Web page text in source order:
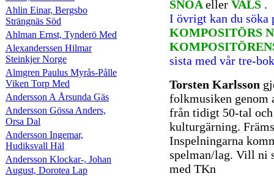
Ahlin Einar, Bergsbo
Strängnäs Söd
Ahlman Ernst, Tynderö Med
Alexanderssen Hilmar
Steinkjer Norge
Almgren Paulus Myrås-Pålle
Viken Torp Med
Andersson A Årsunda Gäs
Andersson Gössa Anders,
Orsa Dal
Andersson Ingemar,
Hudiksvall Häl
Andersson Klockar-, Johan
August, Dorotea Lap
SNOA eller VALS .
I övrigt kan du söka
KOMPOSITÖRS
sista med vår tre-
Torsten Karlsson
folkmusiken genom
från tidigt 50-tal
kulturgärning.
Inspelningarna
spelman/lag. Vill ni
med TKn